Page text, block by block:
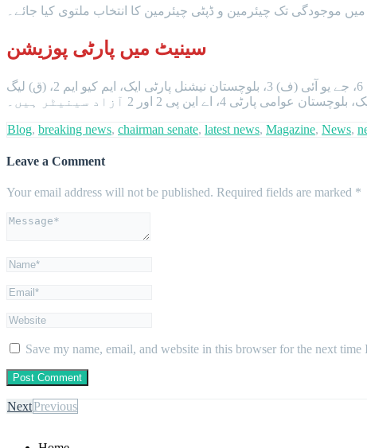
موجودگی تک چیئرمین و ڈپٹی چیئرمین کا انتخاب ملتوی کیا جائے۔
سینیٹ میں پارٹی پوزیشن
سینیٹ میں اس وقت 42 ارکان ہیں جن میں پی ٹی آئی 17 سینیٹرز کے ساتھ سب سے بڑی جماعت ہے جب کہ پی پی کے 10، (ن) لیگ 6، جے یو آئی (ف) 3، بلوچستان نیشنل پارٹی ایک، ایم کیو ایم 2، (ق) لیگ
بلوچستان عوامی پارٹی 4، اے این پی 2 اور 2 آزاد سینیٹر ہیں۔
Blog, breaking news, chairman senate, latest news, Magazine, News,
Leave a Comment
Your email address will not be published. Required fields are marked *
Save my name, email, and website in this browser for the next time
NextPrevious